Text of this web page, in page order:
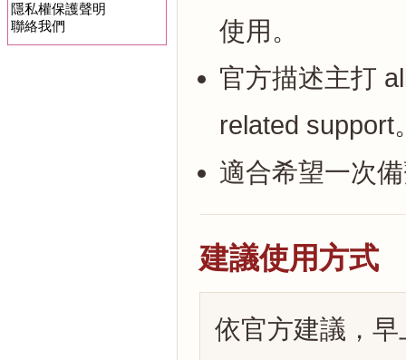
隱私權保護聲明
聯絡我們
使用。
官方描述主打
related support
適合希望一次
建議使用方式
依官方建議，